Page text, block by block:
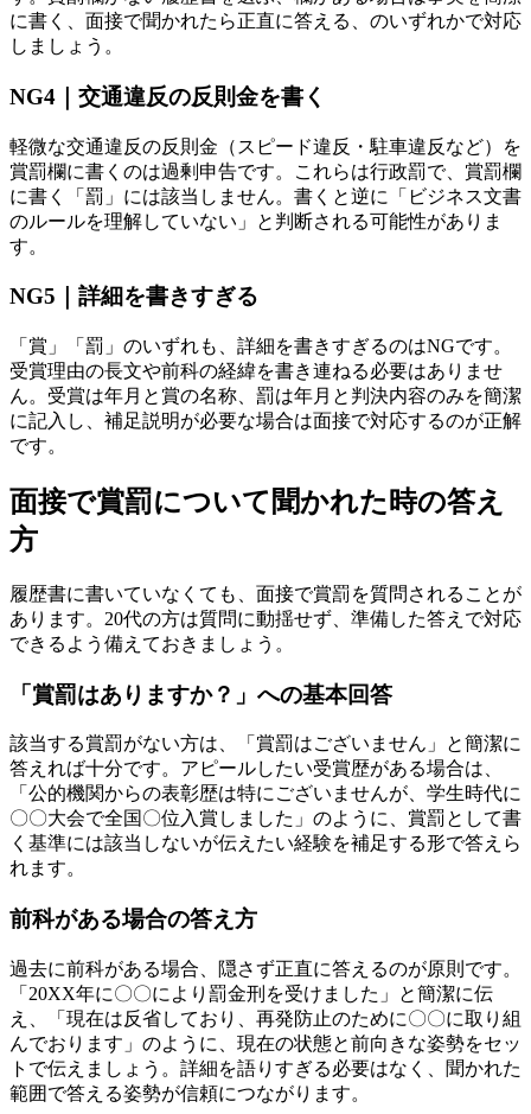
に書く、面接で聞かれたら正直に答える、のいずれかで対応
しましょう。
NG4｜交通違反の反則金を書く
軽微な交通違反の反則金（スピード違反・駐車違反など）を
賞罰欄に書くのは過剰申告です。これらは行政罰で、賞罰欄
に書く「罰」には該当しません。書くと逆に「ビジネス文書
のルールを理解していない」と判断される可能性がありま
す。
NG5｜詳細を書きすぎる
「賞」「罰」のいずれも、詳細を書きすぎるのはNGです。
受賞理由の長文や前科の経緯を書き連ねる必要はありませ
ん。受賞は年月と賞の名称、罰は年月と判決内容のみを簡潔
に記入し、補足説明が必要な場合は面接で対応するのが正解
です。
面接で賞罰について聞かれた時の答え
方
履歴書に書いていなくても、面接で賞罰を質問されることが
あります。20代の方は質問に動揺せず、準備した答えで対応
できるよう備えておきましょう。
「賞罰はありますか？」への基本回答
該当する賞罰がない方は、「賞罰はございません」と簡潔に
答えれば十分です。アピールしたい受賞歴がある場合は、
「公的機関からの表彰歴は特にございませんが、学生時代に
〇〇大会で全国〇位入賞しました」のように、賞罰として書
く基準には該当しないが伝えたい経験を補足する形で答えら
れます。
前科がある場合の答え方
過去に前科がある場合、隠さず正直に答えるのが原則です。
「20XX年に〇〇により罰金刑を受けました」と簡潔に伝
え、「現在は反省しており、再発防止のために〇〇に取り組
んでおります」のように、現在の状態と前向きな姿勢をセッ
トで伝えましょう。詳細を語りすぎる必要はなく、聞かれた
範囲で答える姿勢が信頼につながります。